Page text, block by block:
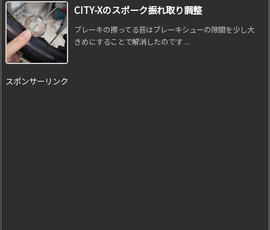
CITY-Xのスポーク振れ取り調整
ブレーキの擦ってる音はブレーキシューの隙間を少し大
きめにすることで解消したのです ...
スポンサーリンク